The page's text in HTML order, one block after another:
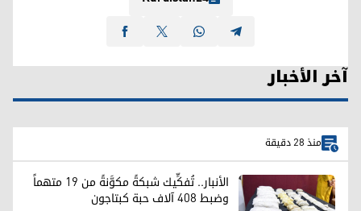
آخر الأخبار
منذ 28 دقيقة
الأنبار.. تُفكِّيك شبكةً مكوَّنةً من 19 متهماً
وضبط 408 آلاف حبة كبتاجون